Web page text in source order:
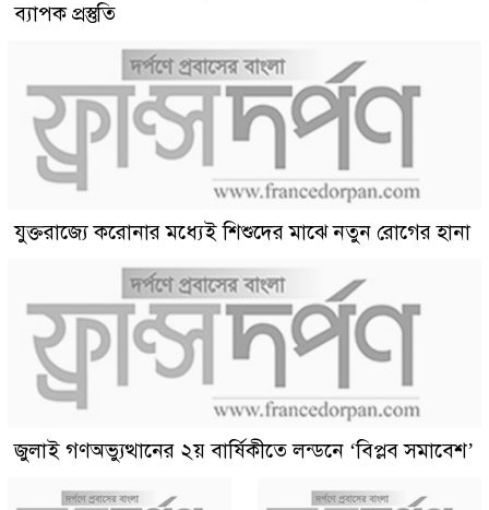
ব্যাপক প্রস্তুতি
যুক্তরাজ্যে করোনার মধ্যেই শিশুদের মাঝে নতুন রোগের হানা
জুলাই গণঅভ্যুত্থানের ২য় বার্ষিকীতে লন্ডনে ‘বিপ্লব সমাবেশ’